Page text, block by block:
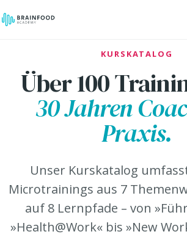
KURSKATALOG
Über 100
30 Jahren
Praxis.
Unser Kurskatalog
Microtrainings aus 7
auf 8 Lernpfade – von
»Health@Work« bis »New